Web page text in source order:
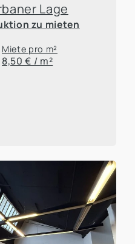
Lage
zu mieten
Miete pro m²
8,50 € / m²